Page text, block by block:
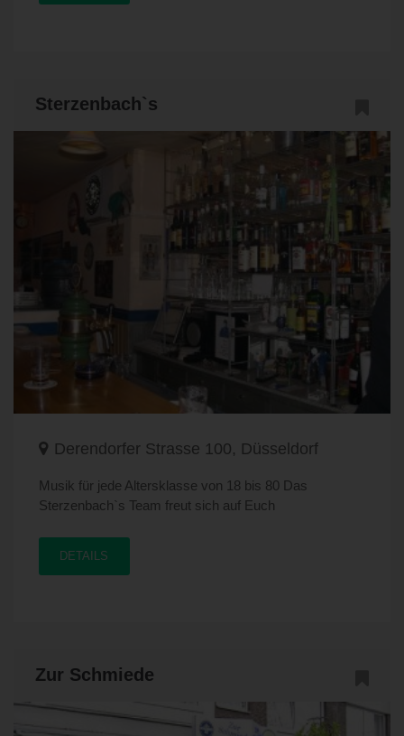
Sterzenbach`s
Derendorfer Strasse 100, Düsseldorf
Musik für jede Altersklasse von 18 bis 80 Das
Sterzenbach`s Team freut sich auf Euch
DETAILS
Zur Schmiede